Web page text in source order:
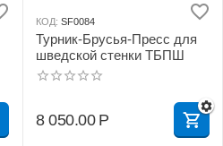
КОД: SF0084
Турник-Брусья-Пресс для
шведской стенки ТБПШ
8 050.00 Р